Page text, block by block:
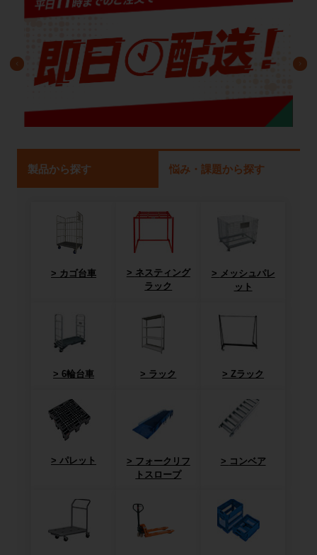
製品から探す 悩み・課題から探す
カゴ台車
ネスティング
ラック
メッシュパレ
ット
6輪台車 ラック Zラック
パレット
フォークリフ
トスロープ
コンベア